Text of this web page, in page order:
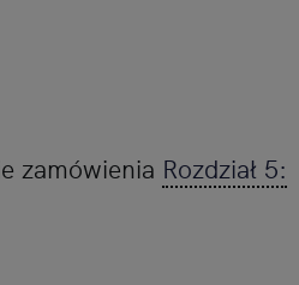
zamówienia Rozdział 5: